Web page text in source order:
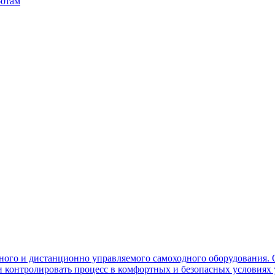
и дистанционно управляемого самоходного
процесс в комфортных и безопасных условиях